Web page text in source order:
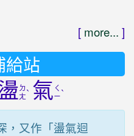
[ more... ]
給站
ㄉ
ㄤˋ 氣 ㄑ
ㄧˋ
，又作「盪氣迴